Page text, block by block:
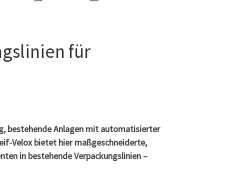
für
bestehende Anlagen mit automatisierter
Velox bietet hier maßgeschneiderte,
in bestehende Verpackungslinien –